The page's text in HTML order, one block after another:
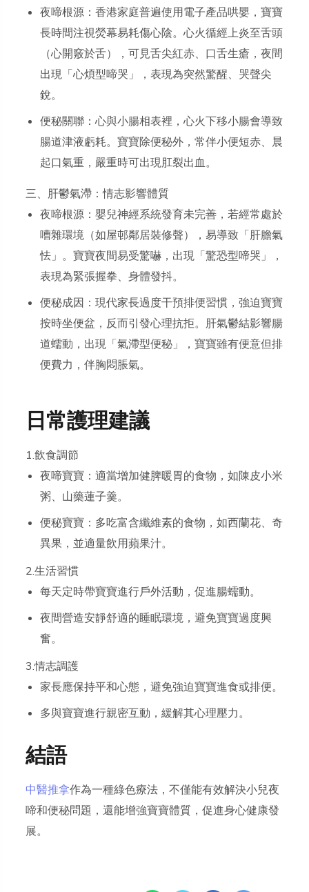
夜啼根源：香港家庭普遍使用電子產品哄嬰，寶寶
長時間注視熒幕易耗傷心陰。心火循經上炎至舌頭
（心開竅於舌），可見舌尖紅赤、口舌生瘡，夜間
出現「心煩型啼哭」，表現為突然驚醒、哭聲尖
銳。
便秘關聯：心與小腸相表裡，心火下移小腸會導致
腸道津液虧耗。寶寶除便秘外，常伴小便短赤、晨
起口氣重，嚴重時可出現肛裂出血。
三、肝鬱氣滯：情志影響體質
夜啼根源：嬰兒神經系統發育未完善，若經常處於
嘈雜環境（如屋邨鄰居裝修聲），易導致「肝膽氣
怯」。寶寶夜間易受驚嚇，出現「驚恐型啼哭」，
表現為緊張握拳、身體發抖。
便秘成因：現代家長過度干預排便習慣，強迫寶寶
按時坐便盆，反而引發心理抗拒。肝氣鬱結影響腸
道蠕動，出現「氣滯型便秘」，寶寶雖有便意但排
便費力，伴胸悶脹氣。
日常護理建議
1.飲食調節
夜啼寶寶：適當增加健脾暖胃的食物，如陳皮小米
粥、山藥蓮子羹。
便秘寶寶：多吃富含纖維素的食物，如西蘭花、奇
異果，並適量飲用蘋果汁。
2.生活習慣
每天定時帶寶寶進行戶外活動，促進腸蠕動。
夜間營造安靜舒適的睡眠環境，避免寶寶過度興
奮。
3.情志調護
家長應保持平和心態，避免強迫寶寶進食或排便。
多與寶寶進行親密互動，緩解其心理壓力。
結語
中醫推拿作為一種綠色療法，不僅能有效解決小兒夜
啼和便秘問題，還能增強寶寶體質，促進身心健康發
展。